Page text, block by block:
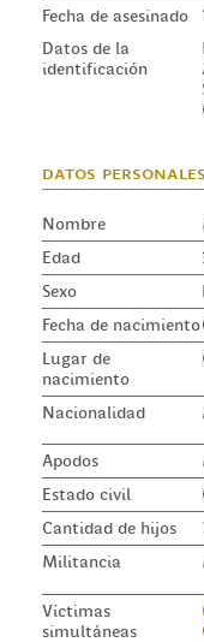
Fecha de asesinado
Datos de la
identificación
datos personales
Nombre
Edad
Sexo
Fecha de nacimiento
Lugar de
nacimiento
Nacionalidad
Apodos
Estado civil
Cantidad de hijos
Militancia
Víctimas
simultáneas